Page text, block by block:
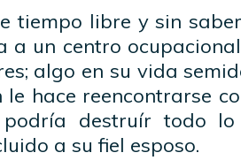
tiempo libre y sin
a un centro
algo en su vida
le hace reencontrarse
destruír todo
a su fiel esposo.